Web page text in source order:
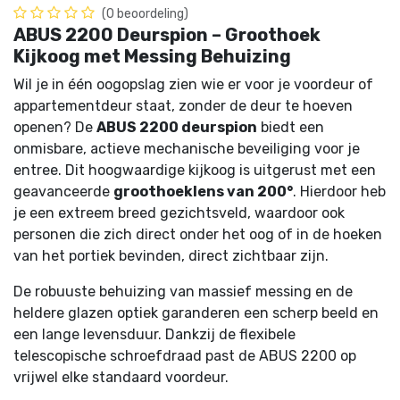
(0 beoordeling)
ABUS 2200 Deurspion – Groothoek
Kijkoog met Messing Behuizing
Wil je in één oogopslag zien wie er voor je voordeur of
appartementdeur staat, zonder de deur te hoeven
openen? De ABUS 2200 deurspion biedt een
onmisbare, actieve mechanische beveiliging voor je
entree. Dit hoogwaardige kijkoog is uitgerust met een
geavanceerde groothoeklens van 200°. Hierdoor heb
je een extreem breed gezichtsveld, waardoor ook
personen die zich direct onder het oog of in de hoeken
van het portiek bevinden, direct zichtbaar zijn.
De robuuste behuizing van massief messing en de
heldere glazen optiek garanderen een scherp beeld en
een lange levensduur. Dankzij de flexibele
telescopische schroefdraad past de ABUS 2200 op
vrijwel elke standaard voordeur.